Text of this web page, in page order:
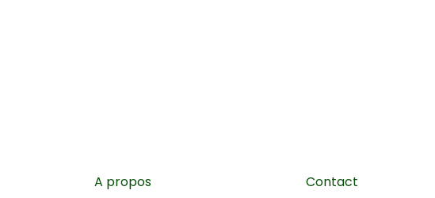
A propos Contact